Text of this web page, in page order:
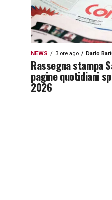
NEWS 3 ore ago Dario
Rassegna stampa
pagine quotidiani
2026